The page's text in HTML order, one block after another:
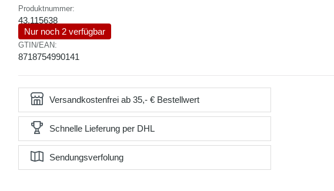
Produktnummer:
43.115638
Nur noch 2 verfügbar
GTIN/EAN:
8718754990141
Versandkostenfrei ab 35,- € Bestellwert
Schnelle Lieferung per DHL
Sendungsverfolung